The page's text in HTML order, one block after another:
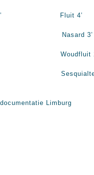
Fluit 4’
3’
Woudfluit
Limburg